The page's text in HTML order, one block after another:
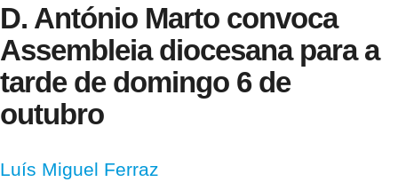
D. António Marto convoca
Assembleia diocesana para a
tarde de domingo 6 de
outubro
Luís Miguel Ferraz